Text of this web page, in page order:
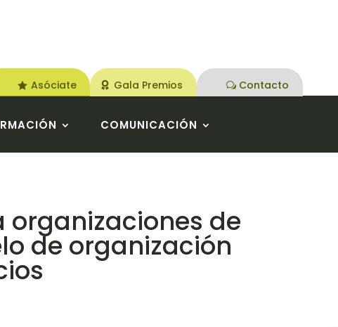
Asóciate Gala Premios Contacto
COMUNICACIÓN
de
de organización